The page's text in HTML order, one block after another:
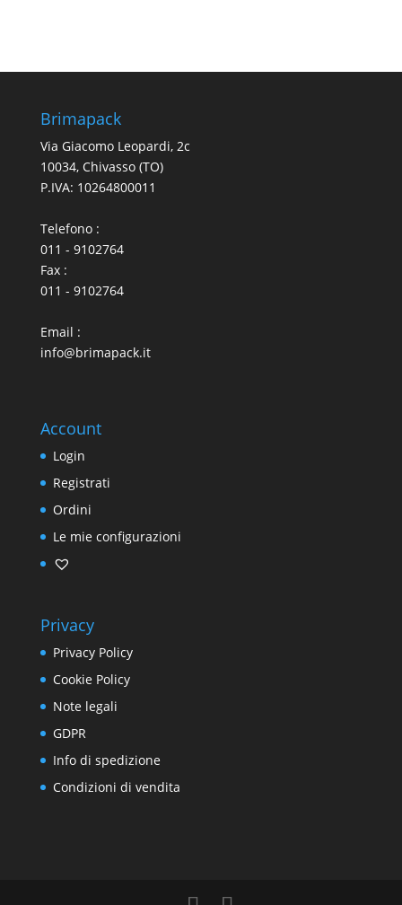
Brimapack
Via Giacomo Leopardi, 2c
10034, Chivasso (TO)
P.IVA: 10264800011
Telefono :
011 - 9102764
Fax :
011 - 9102764
Email :
info@brimapack.it
Account
Login
Registrati
Ordini
Le mie configurazioni
Privacy
Privacy Policy
Cookie Policy
Note legali
GDPR
Info di spedizione
Condizioni di vendita